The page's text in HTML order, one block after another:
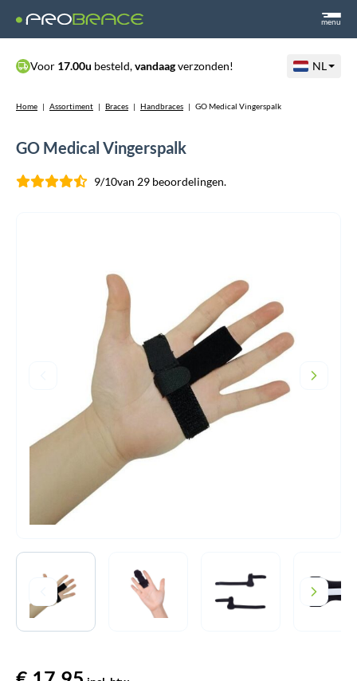
menu
Voor 17.00u besteld,vandaagverzonden! NL
Home | Assortiment | Braces | Handbraces | GO Medical Vingerspalk
GO Medical Vingerspalk
9/10van 29 beoordelingen.